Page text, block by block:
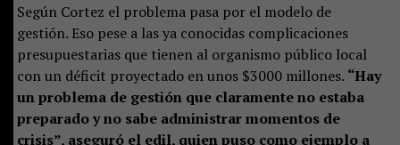
Según Cortez el problema pasa por el modelo de
gestión. Eso pese a las ya conocidas complicaciones
presupuestarias que tienen al organismo público local
con un déficit proyectado en unos $3000 millones. “Hay
un problema de gestión que claramente no estaba
preparado y no sabe administrar momentos de
crisis”, aseguró el edil, quien puso como ejemplo a